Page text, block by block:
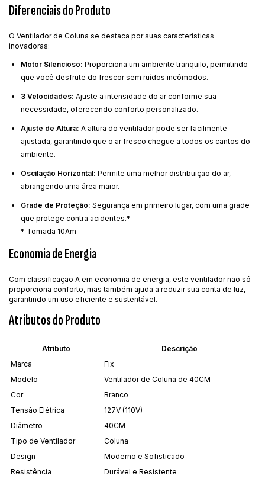
Diferenciais do Produto
O Ventilador de Coluna se destaca por suas características
inovadoras:
Motor Silencioso: Proporciona um ambiente tranquilo, permitindo
que você desfrute do frescor sem ruídos incômodos.
3 Velocidades: Ajuste a intensidade do ar conforme sua
necessidade, oferecendo conforto personalizado.
Ajuste de Altura: A altura do ventilador pode ser facilmente
ajustada, garantindo que o ar fresco chegue a todos os cantos do
ambiente.
Oscilação Horizontal: Permite uma melhor distribuição do ar,
abrangendo uma área maior.
Grade de Proteção: Segurança em primeiro lugar, com uma grade
que protege contra acidentes.*
* Tomada 10Am
Economia de Energia
Com classificação A em economia de energia, este ventilador não só
proporciona conforto, mas também ajuda a reduzir sua conta de luz,
garantindo um uso eficiente e sustentável.
Atributos do Produto
Atributo
Descrição
Marca
Fix
Modelo
Ventilador de Coluna de 40CM
Cor
Branco
Tensão Elétrica
127V (110V)
Diâmetro
40CM
Tipo de Ventilador
Coluna
Design
Moderno e Sofisticado
Resistência
Durável e Resistente